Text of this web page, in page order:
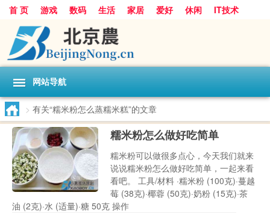
首 页 游戏 数码 生活 家居 爱好 休闲
IT技术
互联网
手机 购物
网站导航
> 有关“糯米粉怎么蒸糯米糕”的文章
糯米粉怎么做好吃简单
糯米粉可以做很多点心，今天我们就来
说说糯米粉怎么做好吃简单，一起来看
看吧。 工具/材料 ·糯米粉 (100克)·蔓越
莓 (38克)·椰蓉 (50克)·奶粉 (15克)·茶
油 (2克)·水 (适量)·糖 50克 操作